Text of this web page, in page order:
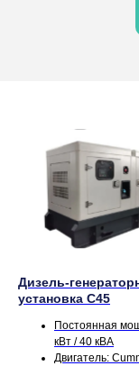
Дизель-
установка C45
Постоянная
кВт / 40 кВА
Двигатель: